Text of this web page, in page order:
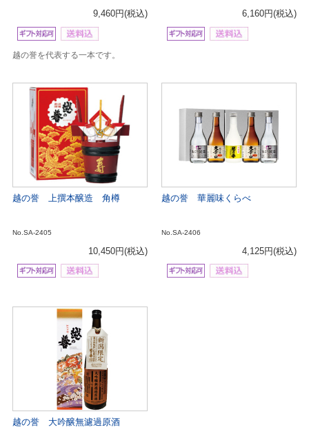
9,460円(税込)
越の誉を代表する一本です。
6,160円(税込)
越の誉 上撰本醸造 角樽
No.SA-2405
10,450円(税込)
越の誉 華麗味くらべ
No.SA-2406
4,125円(税込)
越の誉 大吟醸無濾過原酒